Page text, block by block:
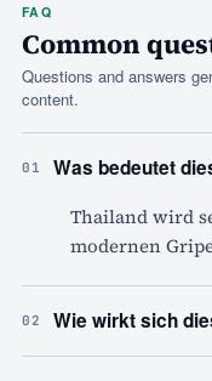
FAQ
Common
Questions and answers
content.
01 Was bedeutet
Thailand wird
modernen
02 Wie wirkt sich